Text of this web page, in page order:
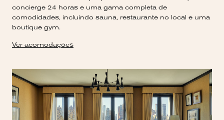
concierge 24 horas e uma gama completa de
comodidades, incluindo sauna, restaurante no local e uma
boutique gym.
Ver acomodações